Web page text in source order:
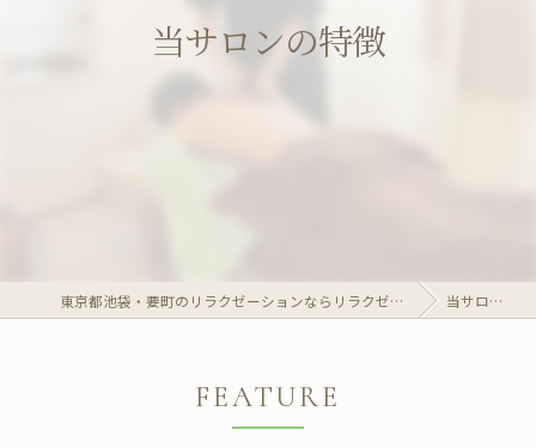
当サロンの特徴
東京都池袋・要町のリラクゼーションならリラクゼーションマッサージサロンSheep 当サロンの特徴
FEATURE